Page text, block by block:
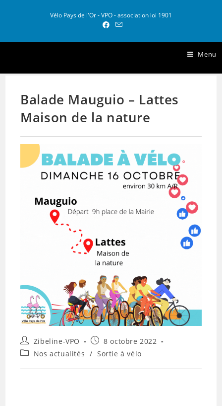
Vélo Pays de l'Or - VPO - association loi 1901
Menu
Balade Mauguio – Lattes
Maison de la nature
Zibeline-VPO
8 octobre 2022
Nos actualités / Sortie à vélo